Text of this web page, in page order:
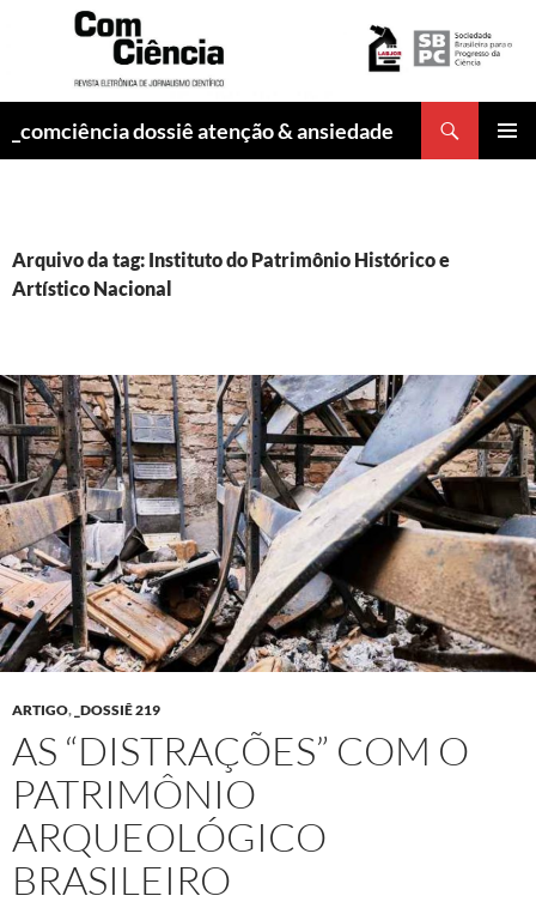
_comciência dossiê atenção & ansiedade
Arquivo da tag: Instituto do Patrimônio Histórico e
Artístico Nacional
ARTIGO, _DOSSIÊ 219
AS “DISTRAÇÕES” COM O
PATRIMÔNIO
ARQUEOLÓGICO
BRASILEIRO